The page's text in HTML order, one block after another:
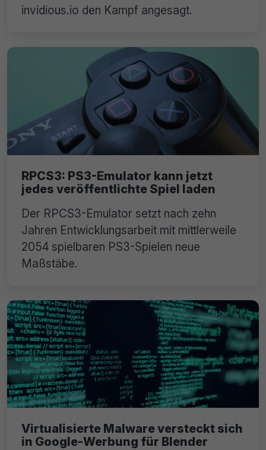
invidious.io den Kampf angesagt.
RPCS3: PS3-Emulator kann jetzt
jedes veröffentlichte Spiel laden
Der RPCS3-Emulator setzt nach zehn
Jahren Entwicklungsarbeit mit mittlerweile
2054 spielbaren PS3-Spielen neue
Maßstäbe.
Virtualisierte Malware versteckt sich
in Google-Werbung für Blender